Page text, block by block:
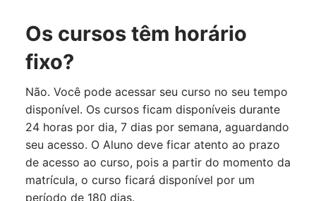
Os cursos têm horário
fixo?
Não. Você pode acessar seu curso no seu tempo
disponível. Os cursos ficam disponíveis durante
24 horas por dia, 7 dias por semana, aguardando
seu acesso. O Aluno deve ficar atento ao prazo
de acesso ao curso, pois a partir do momento da
matrícula, o curso ficará disponível por um
período de 180 dias.